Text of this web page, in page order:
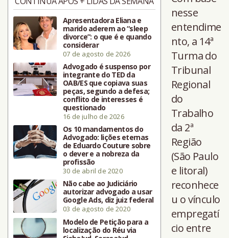
Apresentadora Eliana e
marido aderem ao “sleep
divorce”: o que é e quando
considerar
07 de agosto de 2026
Advogado é suspenso por
integrante do TED da
OAB/ES que copiava suas
peças, segundo a defesa;
conflito de interesses é
questionado
16 de julho de 2026
Os 10 mandamentos do
Advogado: lições eternas
de Eduardo Couture sobre
o dever e a nobreza da
profissão
30 de abril de 2020
Não cabe ao Judiciário
autorizar advogado a usar
Google Ads, diz juiz federal
03 de agosto de 2020
Modelo de Petição para a
localização do Réu via
nesse
entendime
nto, a 14ª
Turma do
Tribunal
Regional
do
Trabalho
da 2ª
Região
(São Paulo
e litoral)
reconhece
u o vínculo
empregatí
cio entre